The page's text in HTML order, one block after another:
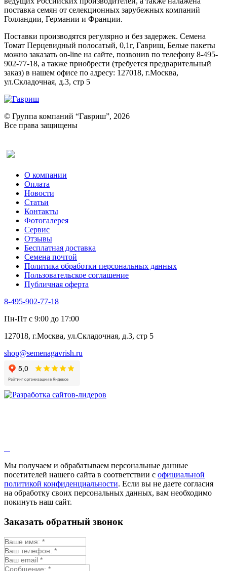
поставка семян от селекционных зарубежных компаний
Голландии, Германии и Франции.
Поставки производятся регулярно и без задержек. Семена
Томат Перцевидный полосатый, 0,1г, Гавриш, Белые пакеты
можно заказать on-line на сайте, позвонив по телефону 8-495-
902-77-18, а также приобрести (требуется предварительный
заказ) в нашем офисе по адресу: 127018, г.Москва,
ул.Складочная, д.3, стр 5
© Группа компаний “Гавриш”, 2026
Все права защищены
О компании
Оплата
Новости
Статьи
Контакты
Фотогалерея​
Сервис
Отзывы
Бесплатная доставка
Семена почтой
Политика обработки персональных данных
Пользовательское соглашение
Публичная оферта
8-495-902-77-18
Пн-Пт с 9:00 до 17:00
127018, г.Москва, ул.Складочная, д.3, стр 5
shop@semenagavrish.ru
Мы получаем и обрабатываем персональные данные
посетителей нашего сайта в соответствии с официальной
политикой конфиденциальности. Если вы не даете согласия
на обработку своих персональных данных, вам необходимо
покинуть наш сайт.
Заказать обратный звонок